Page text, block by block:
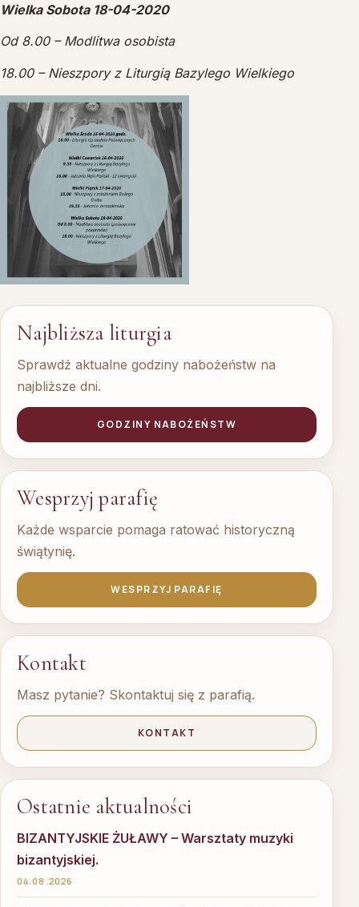
Wielka Sobota 18-04-2020
Od 8.00 – Modlitwa osobista
18.00 – Nieszpory z Liturgią Bazylego Wielkiego
Najbliższa liturgia
Sprawdź aktualne godziny nabożeństw na
najbliższe dni.
GODZINY NABOŻEŃSTW
Wesprzyj parafię
Każde wsparcie pomaga ratować historyczną
świątynię.
WESPRZYJ PARAFIĘ
Kontakt
Masz pytanie? Skontaktuj się z parafią.
KONTAKT
Ostatnie aktualności
BIZANTYJSKIE ŻUŁAWY – Warsztaty muzyki
bizantyjskiej.
04.08.2026